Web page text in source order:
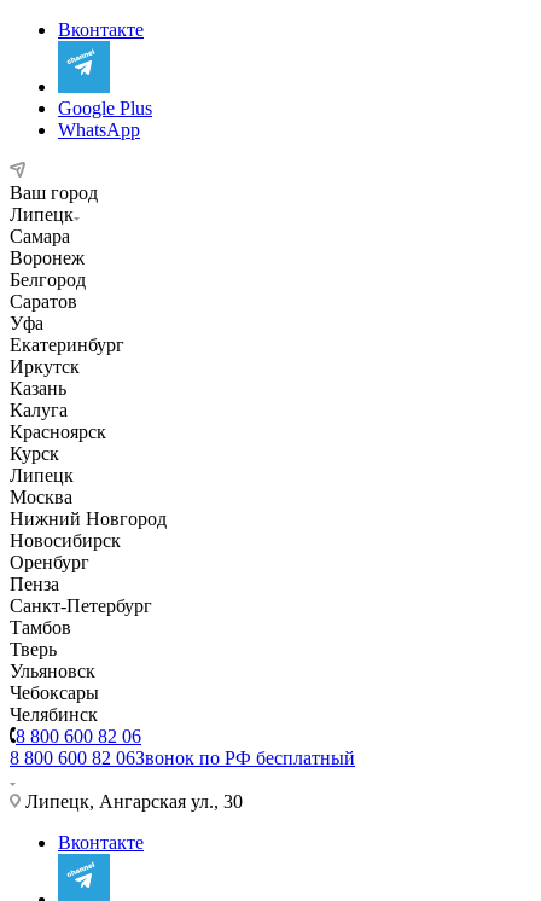
Вконтакте
Google Plus
WhatsApp
Ваш город
Липецк
Самара
Воронеж
Белгород
Саратов
Уфа
Екатеринбург
Иркутск
Казань
Калуга
Красноярск
Курск
Липецк
Москва
Нижний Новгород
Новосибирск
Оренбург
Пенза
Санкт-Петербург
Тамбов
Тверь
Ульяновск
Чебоксары
Челябинск
8 800 600 82 06
8 800 600 82 06Звонок по РФ бесплатный
Липецк, Ангарская ул., 30
Вконтакте